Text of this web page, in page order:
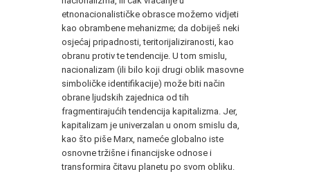
etnonacionalističke obrasce možemo vidjeti
kao obrambene mehanizme; da dobiješ neki
osjećaj pripadnosti, teritorijaliziranosti, kao
obranu protiv te tendencije. U tom smislu,
nacionalizam (ili bilo koji drugi oblik masovne
simboličke identifikacije) može biti način
obrane ljudskih zajednica od tih
fragmentirajućih tendencija kapitalizma. Jer,
kapitalizam je univerzalan u onom smislu da,
kao što piše Marx, nameće globalno iste
osnovne tržišne i financijske odnose i
transformira čitavu planetu po svom obliku.